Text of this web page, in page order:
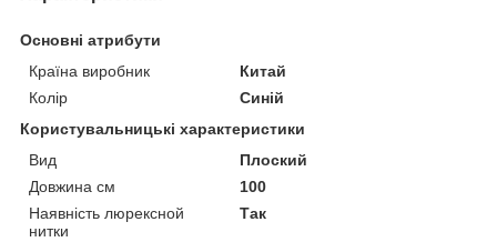
Основні атрибути
Країна виробник
Китай
Колір
Синій
Користувальницькі характеристики
Вид
Плоский
Довжина см
100
Наявність люрексной
нитки
Так